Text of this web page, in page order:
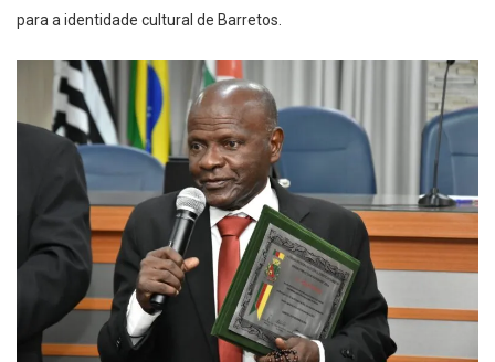
para a identidade cultural de Barretos.